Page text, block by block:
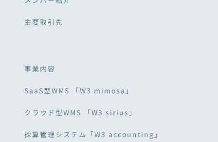
主要取引先
事業内容
SaaS型WMS 「W3 mimosa」
クラウド型WMS 「W3 sirius」
採算管理システム「W3 accounting」